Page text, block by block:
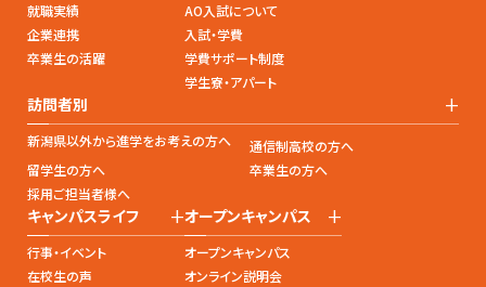
就職実績
企業連携
卒業生の活躍
AO入試について
入試・学費
学費サポート制度
学生寮・アパート
訪問者別 +
新潟県以外から進学をお考えの方へ
通信制高校の方へ
留学生の方へ
卒業生の方へ
採用ご担当者様へ
キャンパスライフ +
行事・イベント
在校生の声
オープンキャンパス +
オープンキャンパス
オンライン説明会